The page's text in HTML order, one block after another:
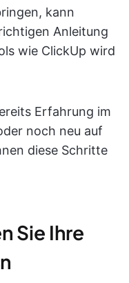
kann
Anleitung
wie ClickUp wird
Erfahrung im
noch neu auf
diese Schritte
Sie Ihre